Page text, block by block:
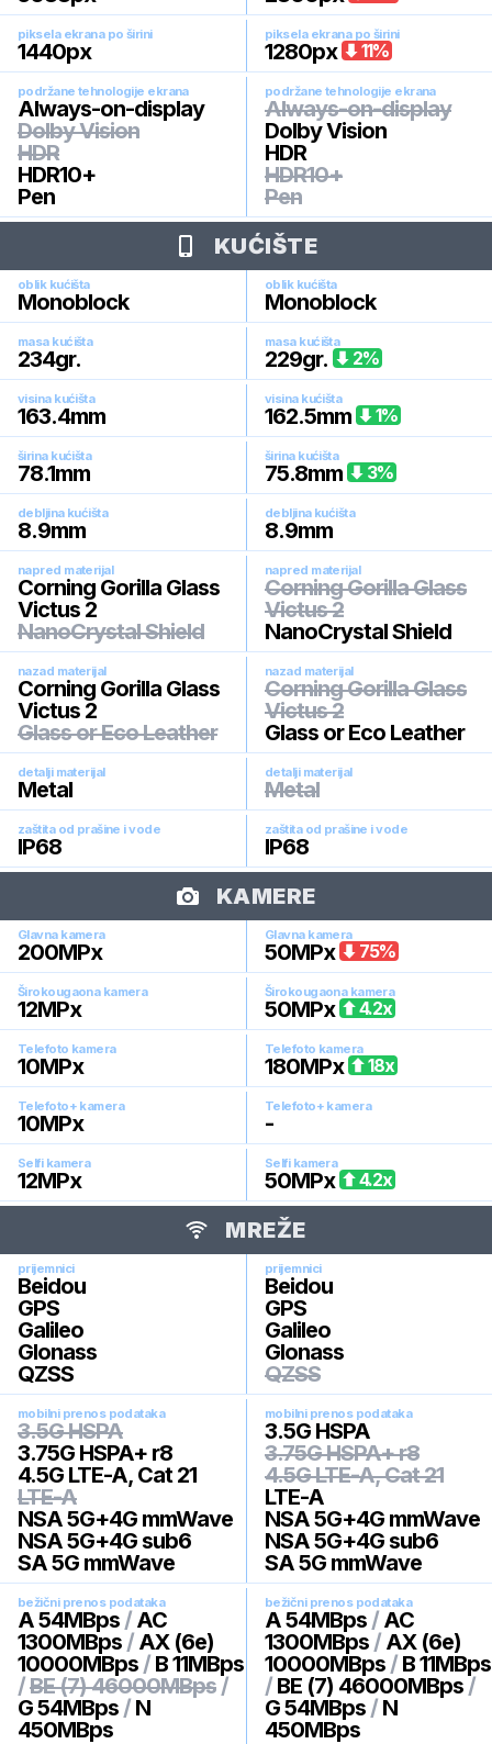
piksela ekrana po širini
1440px
piksela ekrana po širini
1280px 11%
podržane tehnologije ekrana
Always-on-display
Dolby Vision
HDR
HDR10+
Pen
podržane tehnologije ekrana
Always-on-display
Dolby Vision
HDR
HDR10+
Pen
KUĆIŠTE
oblik kućišta
Monoblock
oblik kućišta
Monoblock
masa kućišta
234gr.
masa kućišta
229gr. 2%
visina kućišta
163.4mm
visina kućišta
162.5mm 1%
širina kućišta
78.1mm
širina kućišta
75.8mm 3%
debljina kućišta
8.9mm
debljina kućišta
8.9mm
napred materijal
Corning Gorilla Glass
Victus 2
NanoCrystal Shield
napred materijal
Corning Gorilla Glass
Victus 2
NanoCrystal Shield
nazad materijal
Corning Gorilla Glass
Victus 2
Glass or Eco Leather
nazad materijal
Corning Gorilla Glass
Victus 2
Glass or Eco Leather
detalji materijal
Metal
detalji materijal
Metal
zaštita od prašine i vode
IP68
zaštita od prašine i vode
IP68
KAMERE
Glavna kamera
200MPx
Glavna kamera
50MPx 75%
Širokougaona kamera
12MPx
Širokougaona kamera
50MPx 4.2x
Telefoto kamera
10MPx
Telefoto kamera
180MPx 18x
Telefoto+ kamera
10MPx
Telefoto+ kamera
-
Selfi kamera
12MPx
Selfi kamera
50MPx 4.2x
MREŽE
prijemnici
Beidou
GPS
Galileo
Glonass
QZSS
prijemnici
Beidou
GPS
Galileo
Glonass
QZSS
mobilni prenos podataka
3.5G HSPA
3.75G HSPA+ r8
4.5G LTE-A, Cat 21
LTE-A
NSA 5G+4G mmWave
NSA 5G+4G sub6
SA 5G mmWave
mobilni prenos podataka
3.5G HSPA
3.75G HSPA+ r8
4.5G LTE-A, Cat 21
LTE-A
NSA 5G+4G mmWave
NSA 5G+4G sub6
SA 5G mmWave
bežični prenos podataka
A 54MBps / AC
1300MBps / AX (6e)
10000MBps / B 11MBps
/BE (7) 46000MBps /
G 54MBps / N
450MBps
bežični prenos podataka
A 54MBps / AC
1300MBps / AX (6e)
10000MBps / B 11MBps
/ BE (7) 46000MBps /
G 54MBps / N
450MBps